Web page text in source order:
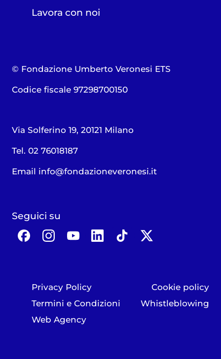
Lavora con noi
© Fondazione Umberto Veronesi ETS
Codice fiscale 97298700150
Via Solferino 19, 20121 Milano
Tel. 02 76018187
Email info@fondazioneveronesi.it
Seguici su
Privacy Policy
Cookie policy
Termini e Condizioni
Whistleblowing
Web Agency